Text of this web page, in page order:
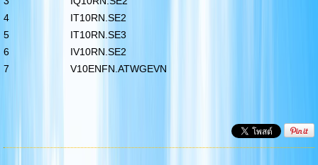
4
IT10RN.SE2
5
IT10RN.SE3
6
IV10RN.SE2
7
V10ENFN.ATWGEVN